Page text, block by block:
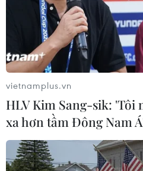
#Chìm tàu #Sóng to
Theo dõi VietnamPlus
vietnamplus.vn
HLV Kim Sang-sik: 'Tôi
xa hơn tầm Đông Nam